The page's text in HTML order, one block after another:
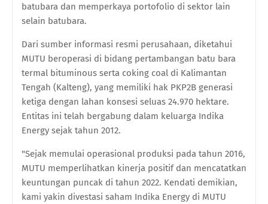
batubara dan memperkaya portofolio di sektor lain
selain batubara.
Dari sumber informasi resmi perusahaan, diketahui
MUTU beroperasi di bidang pertambangan batu bara
termal bituminous serta coking coal di Kalimantan
Tengah (Kalteng), yang memiliki hak PKP2B generasi
ketiga dengan lahan konsesi seluas 24.970 hektare.
Entitas ini telah bergabung dalam keluarga Indika
Energy sejak tahun 2012.
"Sejak memulai operasional produksi pada tahun 2016,
MUTU memperlihatkan kinerja positif dan mencatatkan
keuntungan puncak di tahun 2022. Kendati demikian,
kami yakin divestasi saham Indika Energy di MUTU